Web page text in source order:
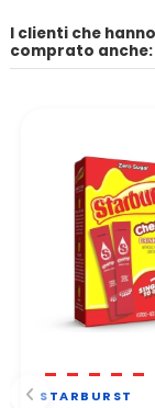
I clienti che
comprato anche:
STARBURST